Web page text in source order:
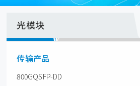
光模块
传输产品
800GQSFP-DD